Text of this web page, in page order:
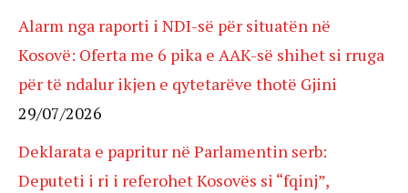
Alarm nga raporti i NDI-së për situatën në
Kosovë: Oferta me 6 pika e AAK-së shihet si rruga
për të ndalur ikjen e qytetarëve thotë Gjini
29/07/2026
Deklarata e papritur në Parlamentin serb:
Deputeti i ri i referohet Kosovës si “fqinj”,